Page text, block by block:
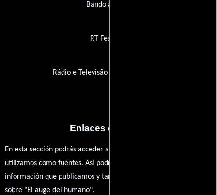
Bando à Parte
RT Features
Rádio e Televisão de Portugal (RTP)
Enlaces externos
En esta sección podrás acceder a los recursos externos que
utilizamos como fuentes. Así podrás chequear toda la
información que publicamos y también ampliar tu conocimiento
sobre "El auge del humano".